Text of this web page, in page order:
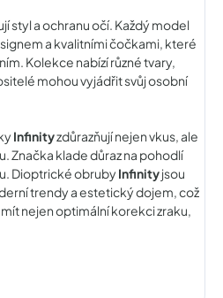
styl a ochranu očí. Každý model
a kvalitními čočkami, které
Kolekce nabízí různé tvary,
mohou vyjádřit svůj osobní
Infinityzdůrazňují nejen vkus, ale
Značka klade důraz na pohodlí
Dioptrické obrubyInfinityjsou
trendy a estetický dojem, což
nejen optimální korekci zraku,